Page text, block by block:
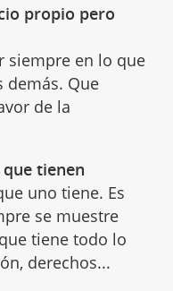
propio pero
siempre en lo que
demás. Que
de la
tienen
uno tiene. Es
se muestre
tiene todo lo
derechos...